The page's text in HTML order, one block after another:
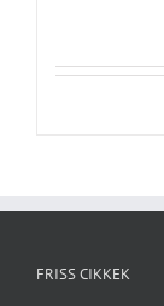
FRISS CIKKEK